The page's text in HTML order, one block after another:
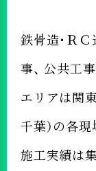
鉄骨造・Ｒ
事、 公共工事
エリアは関
千葉）の各現
施工実績は